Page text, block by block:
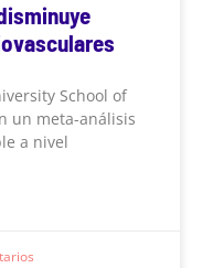
School of
un meta-análisis
a nivel